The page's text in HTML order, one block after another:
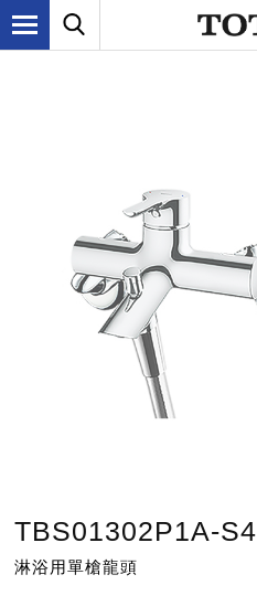
TBS01302P1A-S4
淋浴用單槍龍頭